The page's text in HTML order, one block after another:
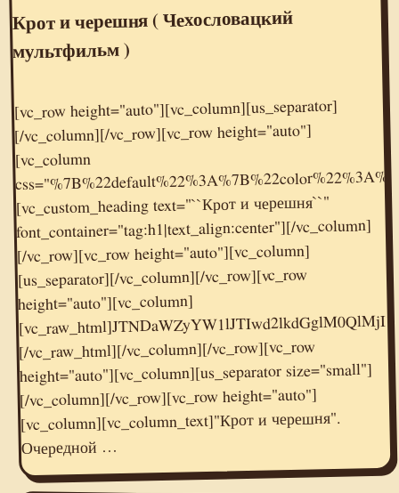
Крот и черешня ( Чехословацкий
мультфильм )
[vc_row height="auto"][vc_column][us_separator]
[/vc_column][/vc_row][vc_row height="auto"]
[vc_column
[vc_custom_heading text="``Крот и черешня``"
font_container="tag:h1|text_align:center"][/vc_column]
[/vc_row][vc_row height="auto"][vc_column]
[us_separator][/vc_column][/vc_row][vc_row
height="auto"][vc_column]
[/vc_raw_html][/vc_column][/vc_row][vc_row
height="auto"][vc_column][us_separator size="small"]
[/vc_column][/vc_row][vc_row height="auto"]
[vc_column][vc_column_text]"Крот и черешня".
Очередной …